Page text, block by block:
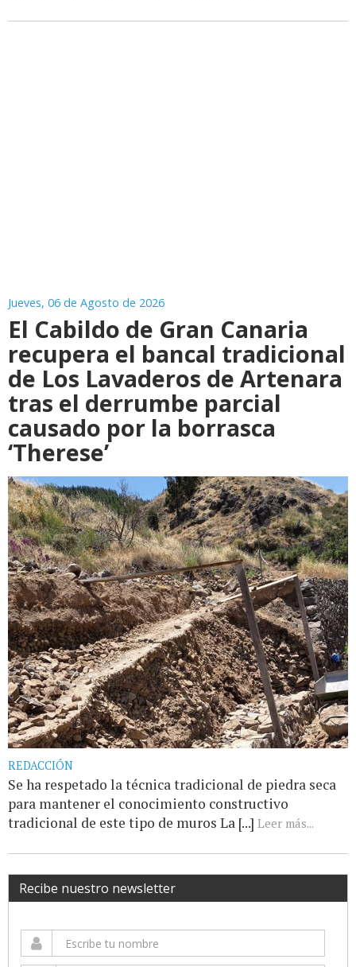
Jueves, 06 de Agosto de 2026
El Cabildo de Gran Canaria
recupera el bancal tradicional
de Los Lavaderos de Artenara
tras el derrumbe parcial
causado por la borrasca
‘Therese’
REDACCIÓN
Se ha respetado la técnica tradicional de piedra seca
para mantener el conocimiento constructivo
tradicional de este tipo de muros La [...] Leer más...
Recibe nuestro newsletter